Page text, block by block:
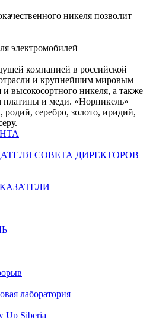
никеля позволит
электромобилей
компанией в российской
и крупнейшим мировым
высокосортного никеля, а также
и меди. «Норникель»
родий, серебро, золото, иридий,
СОВЕТА ДИРЕКТОРОВ
лаборатория
Up Siberia